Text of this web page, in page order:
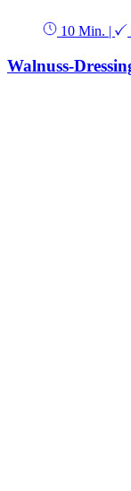
10 Min. |
Walnuss-